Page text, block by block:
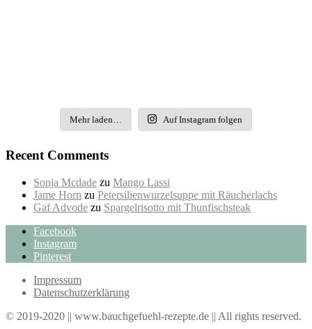
Mehr laden… Auf Instagram folgen
Recent Comments
Sonja Mcdade zu Mango Lassi
Jame Horn zu Petersilienwurzelsuppe mit Räucherlachs
Gaf Advode zu Spargelrisotto mit Thunfischsteak
Facebook
Instagram
Pinterest
Impressum
Datenschutzerklärung
© 2019-2020 || www.bauchgefuehl-rezepte.de || All rights reserved.